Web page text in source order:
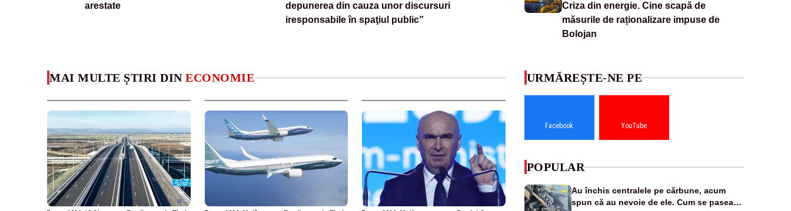
arestate
depunerea din cauza unor discursuri
iresponsabile în spaţiul public”
Criza din energie. Cine scapă de
măsurile de raționalizare impuse de
Bolojan
MAI MULTE ȘTIRI DIN ECONOMIE URMĂREȘTE-NE PE
Facebook YouTube
POPULAR
Au închis centralele pe cărbune, acum
spun că au nevoie de ele. Cum se pasează